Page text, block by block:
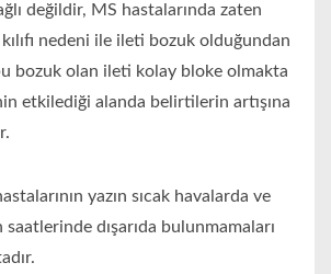
değildir, MS hastalarında zaten
nedeni ile ileti bozuk olduğundan
bozuk olan ileti kolay bloke olmakta
etkilediği alanda belirtilerin artışına
yazın sıcak havalarda ve
dışarıda bulunmamaları